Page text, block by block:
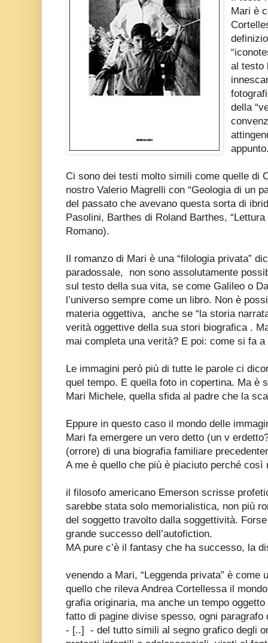
Mari è
al testo
della
Ci sono dei testi molto simili come quelle di
nostro Valerio Magrelli con “Geologia di un
del passato che avevano questa sorta di
Pasolini, Barthes di Roland Barthes,
Romano).
Il romanzo di Mari è una “filologia privata”
paradossale,
non sono assolutamente
sul testo della sua vita, se come Galileo o
l’universo sempre come un libro. Non è
materia oggettiva, anche se “la storia
verità oggettive della sua stori biografica .
mai completa una verità? E poi: come si fa
Le immagini però più di tutte le parole ci
quel tempo. E quella foto in copertina. Ma è
Mari Michele, quella sfida al padre che la
Eppure in questo caso il mondo delle
Mari fa emergere un vero detto (un v
(orrore) di una biografia familiare
A me è quello che più è piaciuto perché così
il filosofo americano Emerson scrisse
sarebbe stata solo memorialistica, non più
del soggetto travolto dalla soggettività.
grande successo dell’autofiction.
MA pure c’è il fantasy che ha successo, la
venendo a Mari, “Leggenda privata” è come
quello che rileva Andrea Cortellessa il
grafia originaria, ma anche un tempo
fatto di pagine divise spesso, ogni paragrafo
- [..] - del tutto simili al segno grafico degli